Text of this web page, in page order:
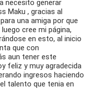
necesito generar
Maku , gracias al
una amiga por que
cree mi página,
en esto, al inicio
que con
aun tener este
feliz y muy agradecida
ingresos haciendo
talento que tenia en